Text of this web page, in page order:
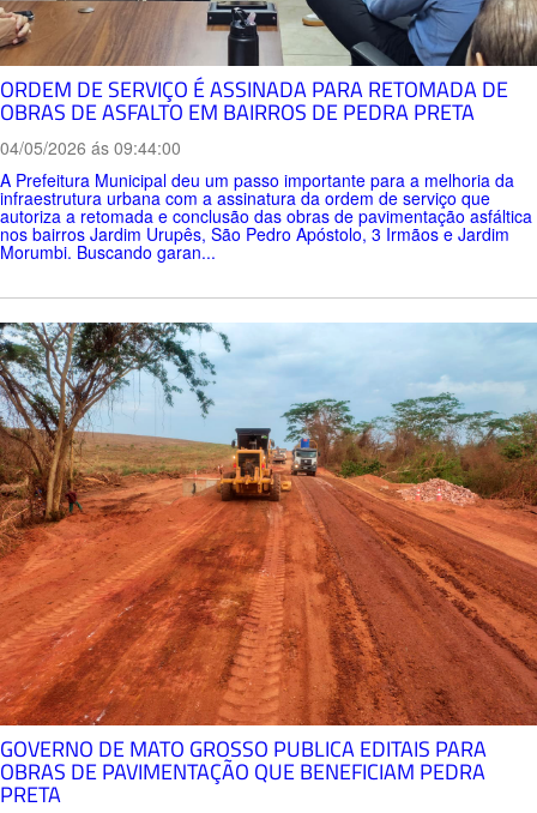
ORDEM DE SERVIÇO É ASSINADA PARA RETOMADA DE
OBRAS DE ASFALTO EM BAIRROS DE PEDRA PRETA
04/05/2026 ás 09:44:00
A Prefeitura Municipal deu um passo importante para a melhoria da
infraestrutura urbana com a assinatura da ordem de serviço que
autoriza a retomada e conclusão das obras de pavimentação asfáltica
nos bairros Jardim Urupês, São Pedro Apóstolo, 3 Irmãos e Jardim
Morumbi. Buscando garan...
GOVERNO DE MATO GROSSO PUBLICA EDITAIS PARA
OBRAS DE PAVIMENTAÇÃO QUE BENEFICIAM PEDRA
PRETA